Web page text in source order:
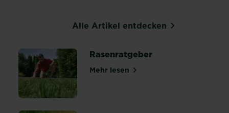
Alle Artikel entdecken
winterfest machen: Tipps & Anleitung
Rasenratgeber
Mehr lesenüber Rasenratgeber